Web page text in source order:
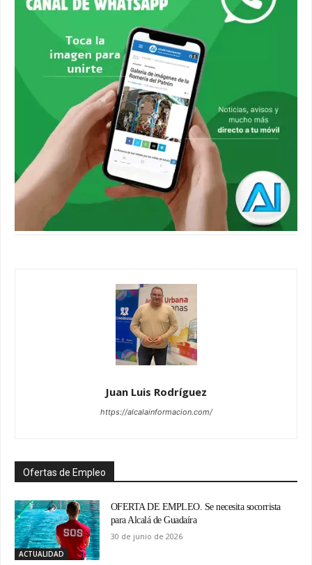
Juan Luis Rodríguez
https://alcalainformacion.com/
Ofertas de Empleo
ACTUALIDAD
OFERTA DE EMPLEO. Se necesita socorrista
para Alcalá de Guadaíra
30 de junio de 2026